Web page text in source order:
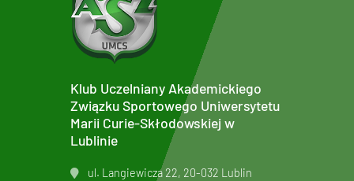
Klub Uczelniany Akademickiego
Związku Sportowego Uniwersytetu
Marii Curie-Skłodowskiej w
Lublinie
ul. Langiewicza 22, 20-032 Lublin